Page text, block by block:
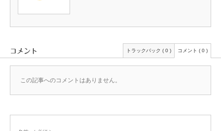
コメント トラックバック ( 0 ) コメント ( 0 )
この記事へのコメントはありません。